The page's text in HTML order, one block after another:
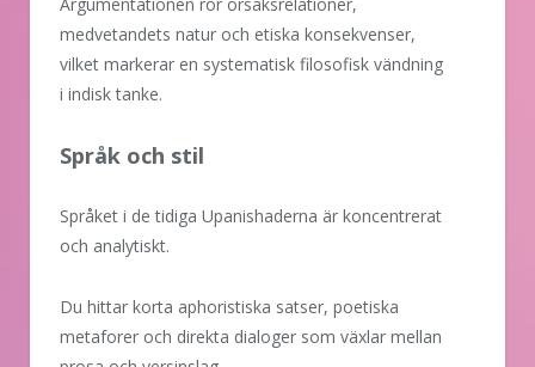
medvetandets natur och etiska konsekvenser,
vilket markerar en systematisk filosofisk vändning
i indisk tanke.
Språk och stil
Språket i de tidiga Upanishaderna är koncentrerat
och analytiskt.
Du hittar korta aphoristiska satser, poetiska
metaforer och direkta dialoger som växlar mellan